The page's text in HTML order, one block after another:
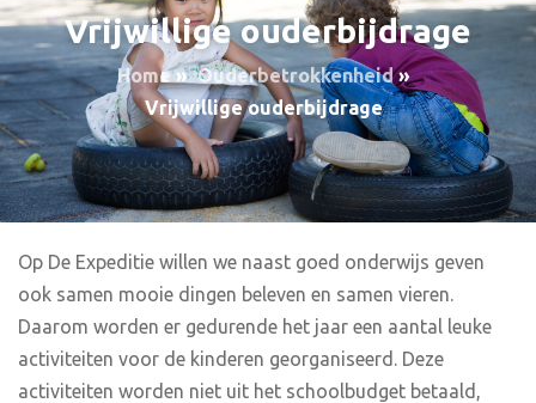
Vrijwillige ouderbijdrage
Home» Ouderbetrokkenheid»
Vrijwillige ouderbijdrage
Op De Expeditie willen we naast goed onderwijs geven
ook samen mooie dingen beleven en samen vieren.
Daarom worden er gedurende het jaar een aantal leuke
activiteiten voor de kinderen georganiseerd. Deze
activiteiten worden niet uit het schoolbudget betaald,